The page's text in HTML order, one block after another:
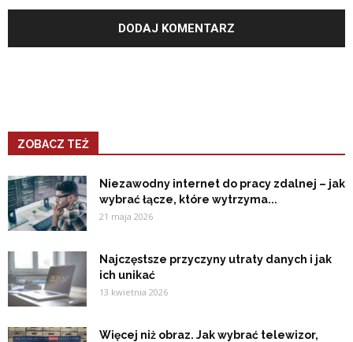
ZOBACZ TEŻ
Niezawodny internet do pracy zdalnej – jak
wybrać łącze, które wytrzyma...
21 maja 2026
Najczęstsze przyczyny utraty danych i jak
ich unikać
13 kwietnia 2026
Więcej niż obraz. Jak wybrać telewizor,